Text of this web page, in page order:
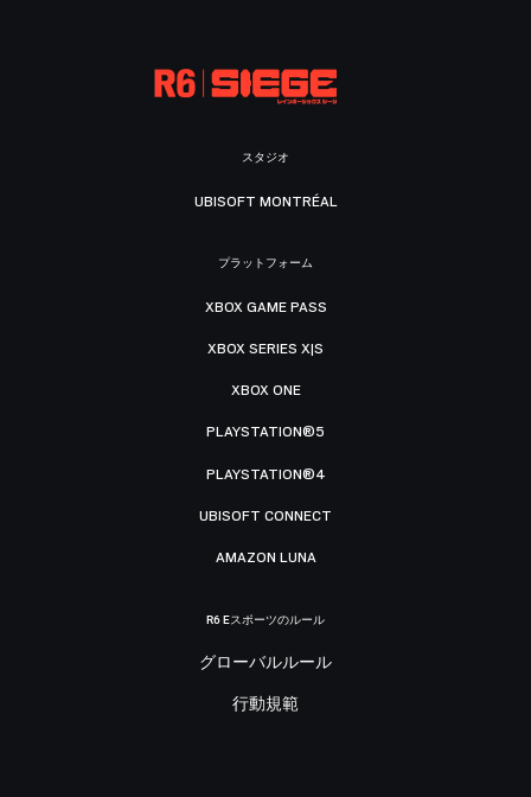
スタジオ
UBISOFT MONTRÉAL
プラットフォーム
XBOX GAME PASS
XBOX SERIES X|S
XBOX ONE
PLAYSTATION®5
PLAYSTATION®4
UBISOFT CONNECT
AMAZON LUNA
R6 Eスポーツのルール
グローバルルール
行動規範